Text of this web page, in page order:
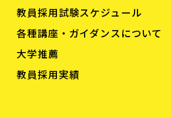
教員採用試験スケジュール
各種講座・ガイダンスについて
大学推薦
教員採用実績